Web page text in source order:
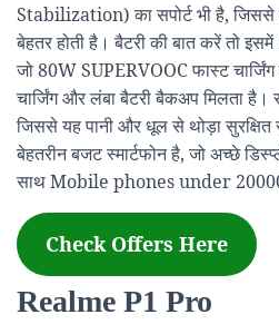
Stabilization) का सपोर्ट भी है, जिससे
बेहतर होती है। बैटरी की बात करें तो
जो 80W SUPERVOOC फास्ट चार्जिंग
चार्जिंग और लंबा बैटरी बैकअप मिलता
जिससे यह पानी और धूल से थोड़ा
बेहतरीन बजट स्मार्टफोन है, जो अच्छे
साथ Mobile phones under
Check Offers Here
Realme P1 Pro